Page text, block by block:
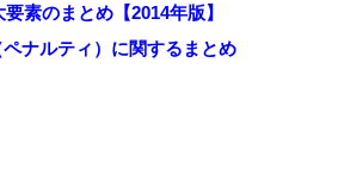
素のまとめ【2014年版】
ナルティ）に関するまとめ